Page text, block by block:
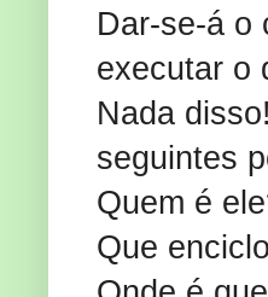
Dar-se-á o
executar o
Nada
seguintes
Quem é
Que